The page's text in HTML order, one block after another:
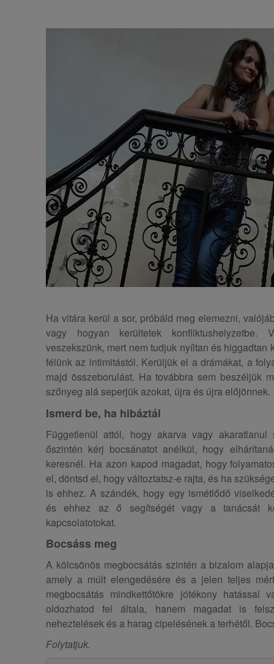
Ha vitára kerül a sor, próbáld meg elemezni,
vagy hogyan kerültetek konfliktushelyzetbe.
veszekszünk, mert nem tudjuk nyíltan és higgadtan
félünk az intimitástól. Kerüljük el a drámákat, a
majd összeborulást. Ha továbbra sem beszéljük
szőnyeg alá seperjük azokat, újra és újra előjönnek.
Ismerd be, ha hibáztál
Függetlenül attól, hogy akarva vagy akaratlanul
őszintén kérj bocsánatot anélkül, hogy
keresnél. Ha azon kapod magadat, hogy
el, döntsd el, hogy változtatsz-e rajta, és ha
is ehhez. A szándék, hogy egy ismétlődő
és ehhez az ő segítségét vagy a tanácsát
kapcsolatotokat.
Bocsáss meg
A kölcsönös megbocsátás szintén a bizalom
amely a múlt elengedésére és a jelen teljes
megbocsátás mindkettőtökre jótékony hatással
oldozhatod fel általa, hanem magadat is
neheztelések és a harag cipelésének a terhétől.
Folytatjuk.